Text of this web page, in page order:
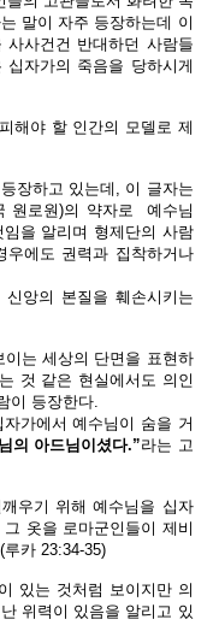
말이 자주 등장하는데 이
사건건 반대하던 사람들
자가의 죽음을 당하시게
해야 할 인간의 모델로 제
장하고 있는데, 이 글자는
원로원)의 약자로 예수님
을 알리며 형제단의 사람
에도 권력과 집착하거나
앙의 본질을 훼손시키는
는 세상의 단면을 표현하
것 같은 현실에서도 의인
이 등장한다.
가에서 예수님이 숨을 거
의 아드님이셨다.”라는 고
우기 위해 예수님을 십자
옷을 로마군인들이 제비
카 23:34-35)
있는 것처럼 보이지만 의
위력이 있음을 알리고 있